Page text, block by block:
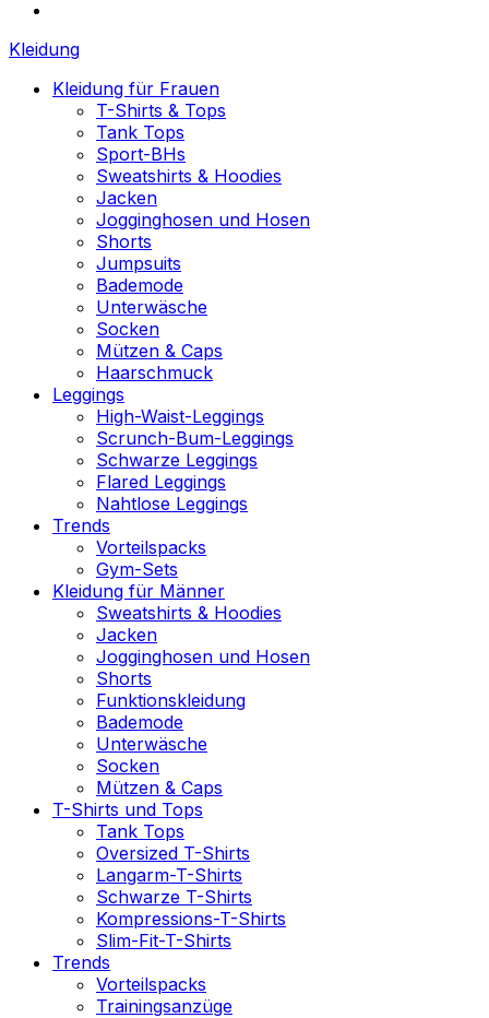
Kleidung
Kleidung für Frauen
T-Shirts & Tops
Tank Tops
Sport-BHs
Sweatshirts & Hoodies
Jacken
Jogginghosen und Hosen
Shorts
Jumpsuits
Bademode
Unterwäsche
Socken
Mützen & Caps
Haarschmuck
Leggings
High-Waist-Leggings
Scrunch-Bum-Leggings
Schwarze Leggings
Flared Leggings
Nahtlose Leggings
Trends
Vorteilspacks
Gym-Sets
Kleidung für Männer
Sweatshirts & Hoodies
Jacken
Jogginghosen und Hosen
Shorts
Funktionskleidung
Bademode
Unterwäsche
Socken
Mützen & Caps
T-Shirts und Tops
Tank Tops
Oversized T-Shirts
Langarm-T-Shirts
Schwarze T-Shirts
Kompressions-T-Shirts
Slim-Fit-T-Shirts
Trends
Vorteilspacks
Trainingsanzüge